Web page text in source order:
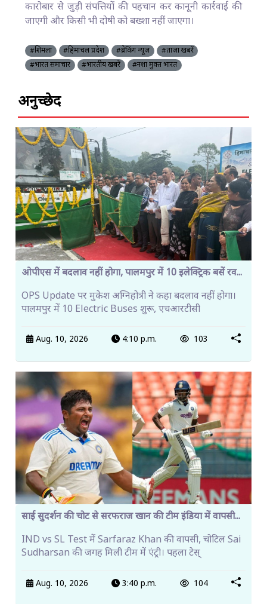
कारोबार से जुड़ी संपत्तियों की पहचान कर कानूनी कार्रवाई की
जाएगी और किसी भी दोषी को बख्शा नहीं जाएगा।
#शिमला #हिमाचल प्रदेश #ब्रेकिंग न्यूज़
#ताज़ा खबरें
#भारत समाचार
#भारतीय खबरें #नशा मुक्त भारत
अनुच्छेद
ओपीएस में बदलाव नहीं होगा, पालमपुर में 10 इलेक्ट्रिक बसें रव...
OPS Update पर मुकेश अग्निहोत्री ने कहा बदलाव नहीं होगा।
पालमपुर में 10 Electric Buses शुरू, एचआरटीसी
Aug. 10, 2026 4:10 p.m. 103
साई सुदर्शन की चोट से सरफराज खान की टीम इंडिया में वापसी...
IND vs SL Test में Sarfaraz Khan की वापसी, चोटिल Sai
Sudharsan की जगह मिली टीम में एंट्री। पहला टेस्
Aug. 10, 2026 3:40 p.m. 104